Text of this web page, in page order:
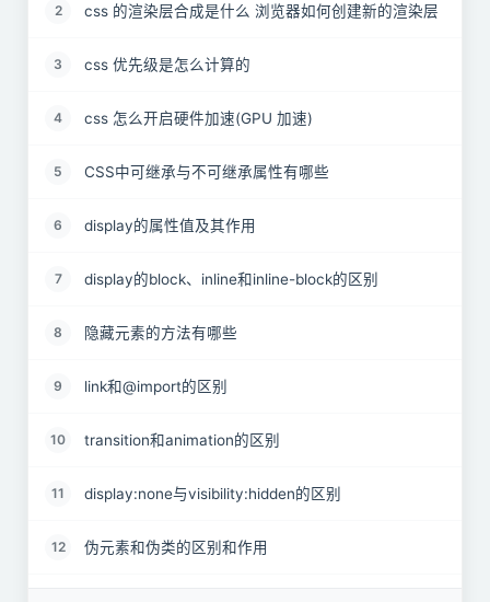
2 css 的渲染层合成是什么 浏览器如何创建新的渲染层
3 css 优先级是怎么计算的
4 css 怎么开启硬件加速(GPU 加速)
5 CSS中可继承与不可继承属性有哪些
6 display的属性值及其作用
7 display的block、inline和inline-block的区别
8 隐藏元素的方法有哪些
9 link和@import的区别
10 transition和animation的区别
11 display:none与visibility:hidden的区别
12 伪元素和伪类的区别和作用